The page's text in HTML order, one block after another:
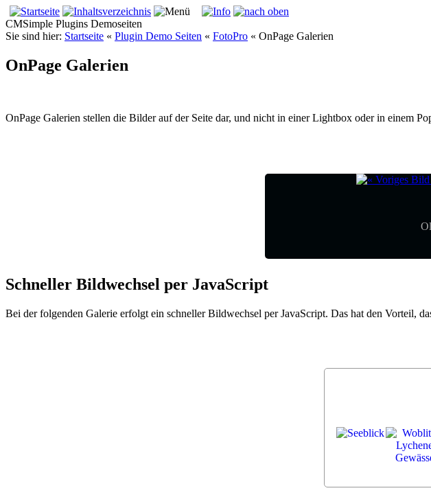
CMSimple Plugins Demoseiten
Sie sind hier: Startseite « Plugin Demo Seiten « FotoPro « OnPage Galerien
OnPage Galerien
OnPage Galerien stellen die Bilder auf der Seite dar, und nicht in einer Lightbox oder in einem
Schneller Bildwechsel per JavaScript
Bei der folgenden Galerie erfolgt ein schneller Bildwechsel per JavaScript. Das hat den Vorteil,